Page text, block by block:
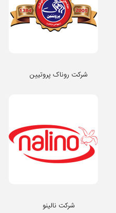
شرکت روناک پروتیین
شرکت نالینو